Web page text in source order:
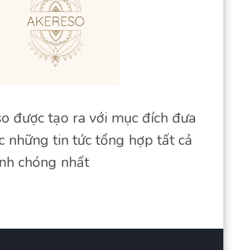
được tạo ra với mục đích đưa
những tin tức tổng hợp tất cả
chóng nhất